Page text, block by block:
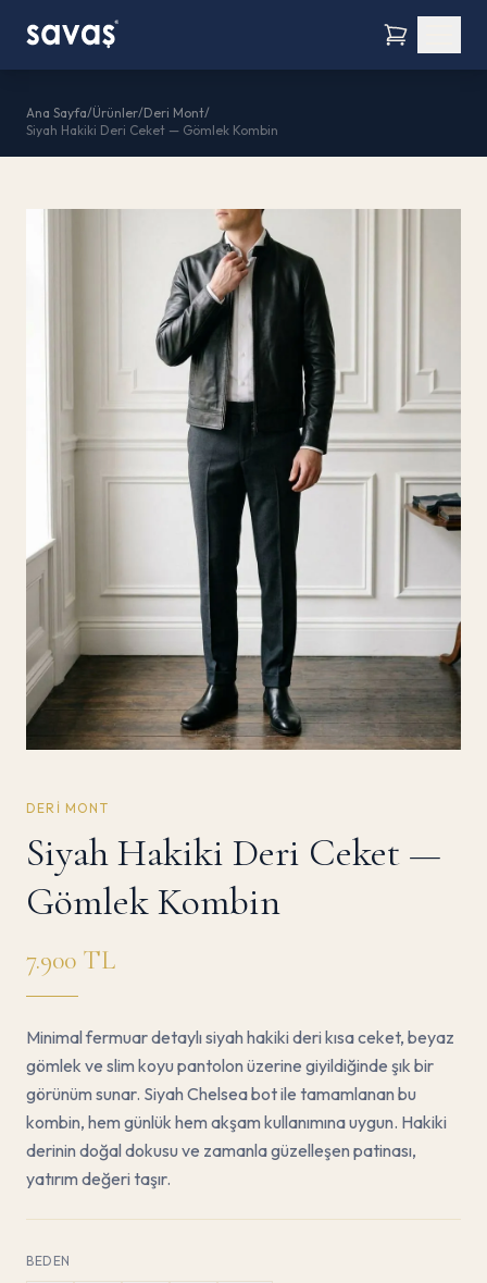
Ana Sayfa/Ürünler/Deri Mont/
Siyah Hakiki Deri Ceket — Gömlek Kombin
DERI MONT
Siyah Hakiki Deri Ceket —
Gömlek Kombin
7.900 TL
Minimal fermuar detaylı siyah hakiki deri kısa ceket, beyaz
gömlek ve slim koyu pantolon üzerine giyildiğinde şık bir
görünüm sunar. Siyah Chelsea bot ile tamamlanan bu
kombin, hem günlük hem akşam kullanımına uygun. Hakiki
derinin doğal dokusu ve zamanla güzelleşen patinası,
yatırım değeri taşır.
BEDEN